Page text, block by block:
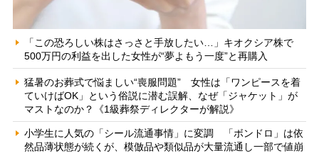
「この恐ろしい株はさっさと手放したい…」キオクシア株で
500万円の利益を出した女性が“夢よもう一度”と再購入
猛暑のお葬式で悩ましい“喪服問題” 女性は「ワンピースを着
ていけばOK」という俗説に潜む誤解、なぜ「ジャケット」が
マストなのか？《1級葬祭ディレクターが解説》
小学生に人気の「シール流通事情」に変調 「ボンドロ」は依
然品薄状態が続くが、模倣品や類似品が大量流通し一部で値崩